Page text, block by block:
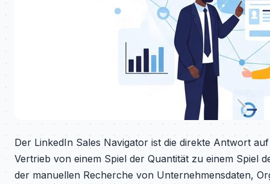
Der LinkedIn Sales Navigator ist die direkte Antwort
Vertrieb von einem Spiel der Quantität zu einem Spiel
der manuellen Recherche von Unternehmensdaten,